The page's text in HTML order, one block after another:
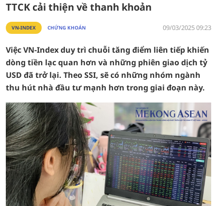
TTCK cải thiện về thanh khoản
VN-INDEX CHỨNG KHOÁN 09/03/2025 09:23
Việc VN-Index duy trì chuỗi tăng điểm liên tiếp khiến
dòng tiền lạc quan hơn và những phiên giao dịch tỷ
USD đã trở lại. Theo SSI, sẽ có những nhóm ngành
thu hút nhà đầu tư mạnh hơn trong giai đoạn này.